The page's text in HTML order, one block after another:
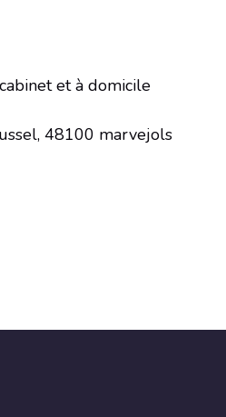
et à domicile
48100 marvejols